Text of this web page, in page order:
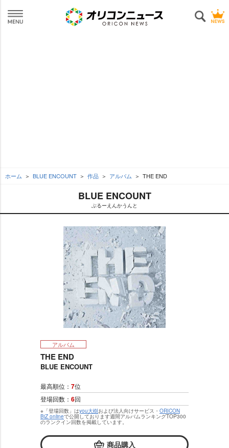
ホーム BLUE ENCOUNT 作品 アルバム THE END
BLUE ENCOUNT
ぶるーえんかうんと
アルバム
THE END
BLUE ENCOUNT
最高順位： 7位
登場回数： 6回
※「登場回数」はyou大樹および法人向けサービス・ ORICON
BiZ onlineで公開しております週間アルバムランキングTOP300
のランクイン回数を掲載しています。
商品購入